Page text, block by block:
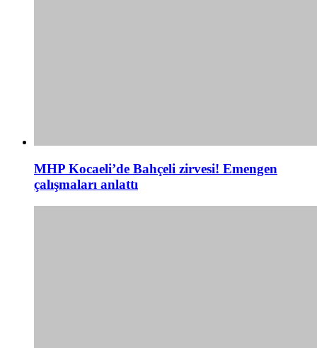
MHP Kocaeli’de Bahçeli zirvesi! Emengen
çalışmaları anlattı